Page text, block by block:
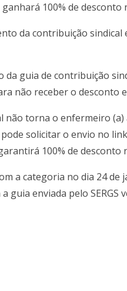
100% de desconto
da contribuição
da guia de contribuição
não receber o desconto
torna o enfermeiro
pode solicitar o envio no
100% de
a categoria no dia 24
guia enviada pelo